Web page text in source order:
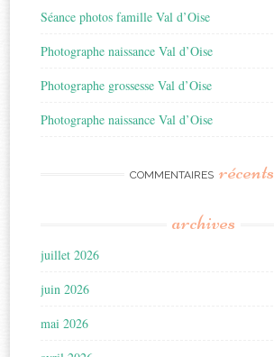
Séance photos famille Val d’Oise
Photographe naissance Val d’Oise
Photographe grossesse Val d’Oise
Photographe naissance Val d’Oise
COMMENTAIRES récents
archives
juillet 2026
juin 2026
mai 2026